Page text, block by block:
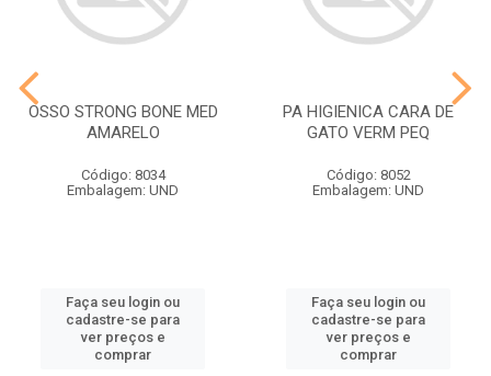
OSSO STRONG BONE MED
AMARELO
Código: 8034
Embalagem: UND
Faça seu login ou
cadastre-se para
ver preços e
comprar
PA HIGIENICA CARA DE
GATO VERM PEQ
Código: 8052
Embalagem: UND
Faça seu login ou
cadastre-se para
ver preços e
comprar